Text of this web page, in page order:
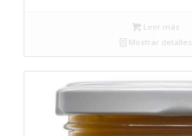
Leer más
Mostrar detalles